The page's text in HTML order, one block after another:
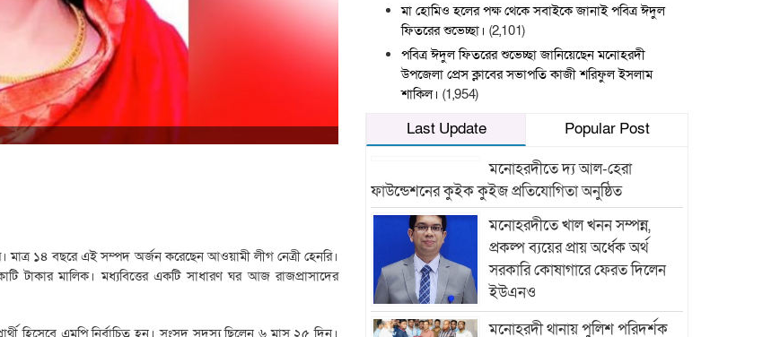
মাত্র ১৪ বছরে এই সম্পদ অর্জন করেছেন আওয়ামী লীগ নেত্রী হেনরি।
টাকার মালিক। মধ্যবিত্তের একটি সাধারণ ঘর আজ রাজপ্রাসাদের
হিসেবে এমপি নির্বাচিত হন। সংসদ সদস্য ছিলেন ৬ মাস ২৫ দিন।
মা হোমিও হলের পক্ষ থেকে সবাইকে জানাই পবিত্র ঈদুল
ফিতরের শুভেচ্ছা। (2,101)
পবিত্র ঈদুল ফিতরের শুভেচ্ছা জানিয়েছেন মনোহরদী
উপজেলা প্রেস ক্লাবের সভাপতি কাজী শরিফুল ইসলাম
শাকিল। (1,954)
Last Update
Popular Post
মনোহরদীতে দ্য আল-হেরা
ফাউন্ডেশনের কুইক কুইজ প্রতিযোগিতা অনুষ্ঠিত
মনোহরদীতে খাল খনন সম্পন্ন,
প্রকল্প ব্যয়ের প্রায় অর্ধেক অর্থ
সরকারি কোষাগারে ফেরত দিলেন
ইউএনও
মনোহরদী থানায় পুলিশ পরিদর্শক